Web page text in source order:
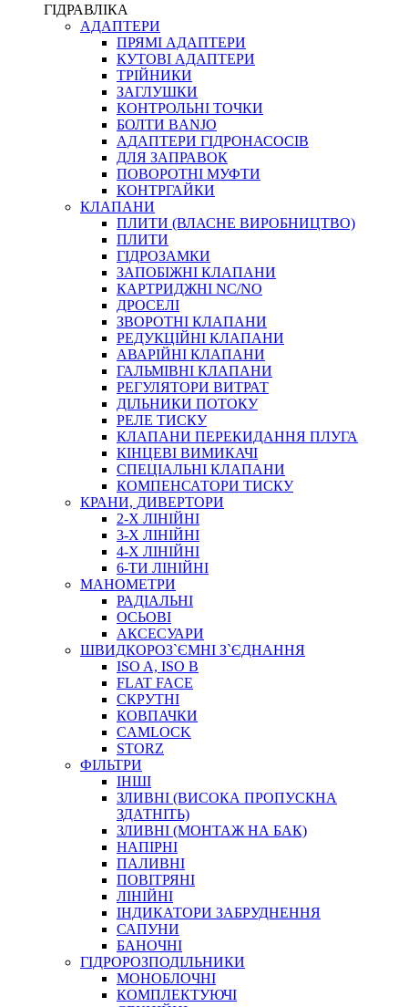
ФІТИНГИ ДІАГНОСТИЧНІ
АКСЕСУАРИ
ТРУБКИ ТА КОМПЛЕКТУЮЧІ
ФІТИНГИ ГІДРАВЛІЧНІ
ФІТИНГИ КОНДИЦІОНЕРНІ
ЗАХИСТ РУКАВІВ
ФІТИНГИ KARCHER
ФІТИНГИ НА ПІДЙОМ КАБІНИ
КОНЕКТОРИ
ХОМУТИ
ЧЕРВ`ЯЧНІ
ПРУЖИННІ
НЕЙЛОНОВІ
ПРОРЕЗИНЕНІ
АВТОТОВАРИ
АВТОХІМІЯ
ДОМКРАТИ
НАБОРИ ЗАПОБІЖНИКІВ, КЛЕМ, АКСЕСУАРІВ
НАСОСИ, КОМПРЕСОРИ, МАНОМЕТРИ
ПАСТА, АНТИСЕПТИК
ІНСТРУМЕНТ
САДОВИЙ ІНВЕНТАР
ЕЛЕКТРИЧНІ ПРИЛАДИ
ПАЛЬНИКИ, ПАЯЛЬНИКИ, ПАЯЛЬНІ ЛАМПИ
ІНСТРУМЕНТИ ДЛЯ ЕЛЕКТРИКА
ЕЛЕКТРОІНСТРУМЕНТИ
ЗАМКИ І КОМПЛЕКТУЮЧІ
ІНСТРУМЕНТИ ДЛЯ ЗВАРЮВАННЯ, АКСЕСУАРИ
ГІДРАВЛІКА
АДАПТЕРИ
ПРЯМІ АДАПТЕРИ
КУТОВІ АДАПТЕРИ
ТРІЙНИКИ
ЗАГЛУШКИ
КОНТРОЛЬНІ ТОЧКИ
БОЛТИ BANJO
АДАПТЕРИ ГІДРОНАСОСІВ
ДЛЯ ЗАПРАВОК
ПОВОРОТНІ МУФТИ
КОНТРГАЙКИ
КЛАПАНИ
ПЛИТИ (ВЛАСНЕ ВИРОБНИЦТВО)
ПЛИТИ
ГІДРОЗАМКИ
ЗАПОБІЖНІ КЛАПАНИ
КАРТРИДЖНІ NC/NO
ДРОСЕЛІ
ЗВОРОТНІ КЛАПАНИ
РЕДУКЦІЙНІ КЛАПАНИ
АВАРІЙНІ КЛАПАНИ
ГАЛЬМІВНІ КЛАПАНИ
РЕГУЛЯТОРИ ВИТРАТ
ДІЛЬНИКИ ПОТОКУ
РЕЛЕ ТИСКУ
КЛАПАНИ ПЕРЕКИДАННЯ ПЛУГА
КІНЦЕВІ ВИМИКАЧІ
СПЕЦІАЛЬНІ КЛАПАНИ
КОМПЕНСАТОРИ ТИСКУ
КРАНИ, ДИВЕРТОРИ
2-Х ЛІНІЙНІ
3-Х ЛІНІЙНІ
4-Х ЛІНІЙНІ
6-ТИ ЛІНІЙНІ
МАНОМЕТРИ
РАДІАЛЬНІ
ОСЬОВІ
АКСЕСУАРИ
ШВИДКОРОЗ`ЄМНІ З`ЄДНАННЯ
ISO A, ISO B
FLAT FACE
СКРУТНІ
КОВПАЧКИ
CAMLOCK
STORZ
ФІЛЬТРИ
ІНШІ
ЗЛИВНІ (ВИСОКА ПРОПУСКНА
ЗДАТНІТЬ)
ЗЛИВНІ (МОНТАЖ НА БАК)
НАПІРНІ
ПАЛИВНІ
ПОВІТРЯНІ
ЛІНІЙНІ
ІНДИКАТОРИ ЗАБРУДНЕННЯ
САПУНИ
БАНОЧНІ
ГІДРОРОЗПОДІЛЬНИКИ
МОНОБЛОЧНІ
КОМПЛЕКТУЮЧІ